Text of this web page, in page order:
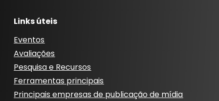
Links úteis
Eventos
Avaliações
Pesquisa e Recursos
Ferramentas principais
Principais empresas de publicação de mídia